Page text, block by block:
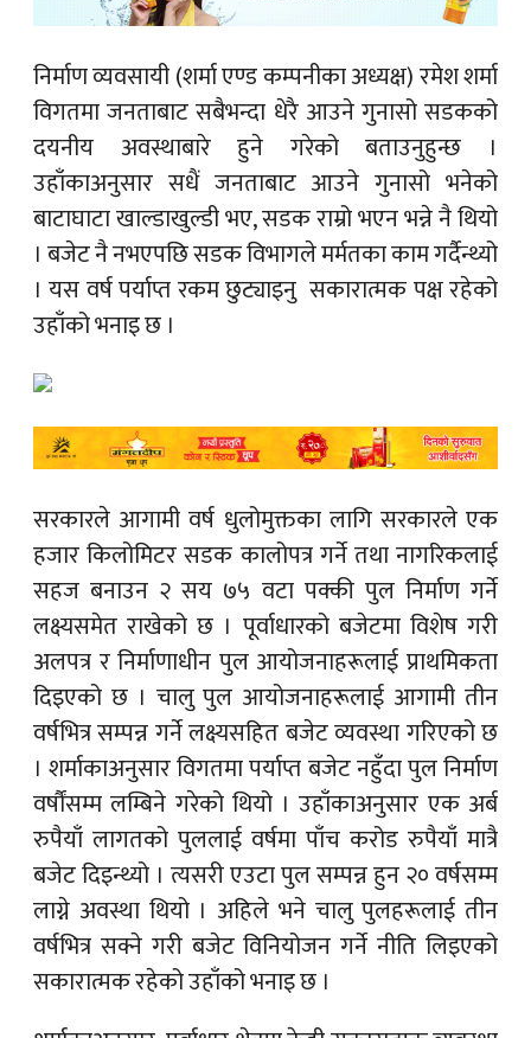
निर्माण व्यवसायी (शर्मा एण्ड कम्पनीका अध्यक्ष) रमेश शर्मा
विगतमा जनताबाट सबैभन्दा धेरै आउने गुनासो सडकको
दयनीय अवस्थाबारे हुने गरेको बताउनुहुन्छ ।
उहाँकाअनुसार सधैं जनताबाट आउने गुनासो भनेको
बाटाघाटा खाल्डाखुल्डी भए, सडक राम्रो भएन भन्ने नै थियो
। बजेट नै नभएपछि सडक विभागले मर्मतका काम गर्दैन्थ्यो
। यस वर्ष पर्याप्त रकम छुट्याइनु सकारात्मक पक्ष रहेको
उहाँको भनाइ छ ।
सरकारले आगामी वर्ष धुलोमुक्तका लागि सरकारले एक
हजार किलोमिटर सडक कालोपत्र गर्ने तथा नागरिकलाई
सहज बनाउन २ सय ७५ वटा पक्की पुल निर्माण गर्ने
लक्ष्यसमेत राखेको छ । पूर्वाधारको बजेटमा विशेष गरी
अलपत्र र निर्माणाधीन पुल आयोजनाहरूलाई प्राथमिकता
दिइएको छ । चालु पुल आयोजनाहरूलाई आगामी तीन
वर्षभित्र सम्पन्न गर्ने लक्ष्यसहित बजेट व्यवस्था गरिएको छ
। शर्माकाअनुसार विगतमा पर्याप्त बजेट नहुँदा पुल निर्माण
वर्षौंसम्म लम्बिने गरेको थियो । उहाँकाअनुसार एक अर्ब
रुपैयाँ लागतको पुललाई वर्षमा पाँच करोड रुपैयाँ मात्रै
बजेट दिइन्थ्यो । त्यसरी एउटा पुल सम्पन्न हुन २० वर्षसम्म
लाग्ने अवस्था थियो । अहिले भने चालु पुलहरूलाई तीन
वर्षभित्र सक्ने गरी बजेट विनियोजन गर्ने नीति लिइएको
सकारात्मक रहेको उहाँको भनाइ छ ।